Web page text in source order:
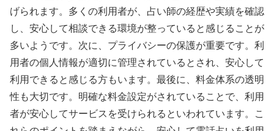
げられます。多くの利用者が、占い師の経歴や実績を確認
し、安心して相談できる環境が整っていると感じることが
多いようです。次に、プライバシーの保護が重要です。利
用者の個人情報が適切に管理されているとされ、安心して
利用できると感じる方もいます。最後に、料金体系の透明
性も大切です。明確な料金設定がされていることで、利用
者が安心してサービスを受けられるといわれています。こ